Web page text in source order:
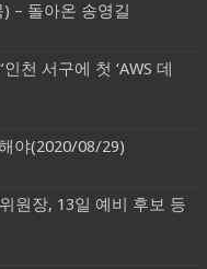
– 돌아온 송영길
천 서구에 첫 ‘AWS 데
야(2020/08/29)
원장, 13일 예비 후보 등